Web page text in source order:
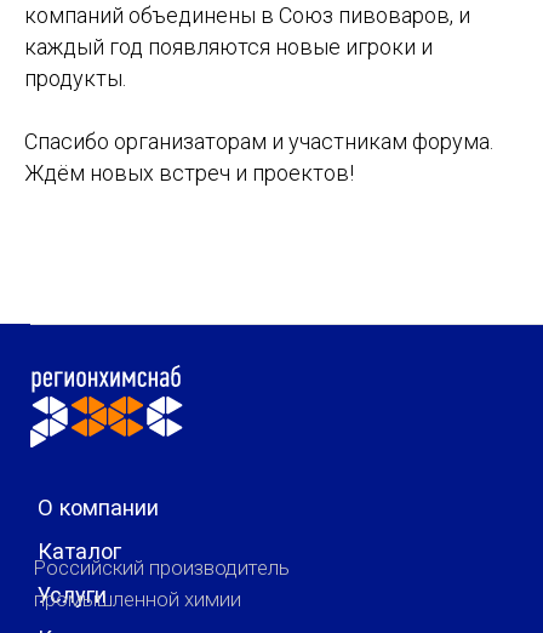
компаний объединены в Союз пивоваров, и
каждый год появляются новые игроки и
продукты.
Спасибо организаторам и участникам форума.
Ждём новых встреч и проектов!